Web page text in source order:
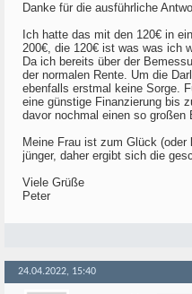
Danke für die ausführliche
Ich hatte das mit den 120€ in
200€, die 120€ ist was was ich
Da ich bereits über der
der normalen Rente. Um die
ebenfalls erstmal keine Sorge.
eine günstige Finanzierung bis
davor nochmal einen so großen
Meine Frau ist zum Glück
jünger, daher ergibt sich die
Viele Grüße
Peter
24.04.2022, 15:40